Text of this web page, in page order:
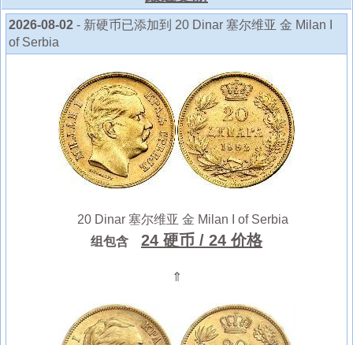
2026-08-02 - 新硬币已添加到 20 Dinar 塞尔维亚 金 Milan I
of Serbia
20 Dinar 塞尔维亚 金 Milan I of Serbia
组包含
24 硬币 / 24 价格
⇑